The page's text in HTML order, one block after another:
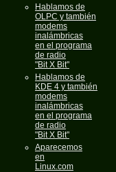
Hablamos de
OLPC y también
modems
inalámbricas
en el programa
de radio
"Bit X Bit"
Hablamos de
KDE 4 y también
modems
inalámbricas
en el programa
de radio
"Bit X Bit"
Aparecemos
en
Linux.com